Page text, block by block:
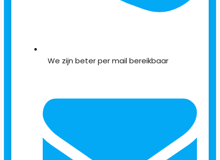
We zijn beter per mail bereikbaar